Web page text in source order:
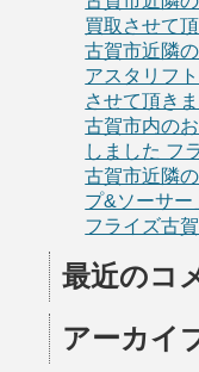
買取させて
古賀市近隣
アスタリフ
させて頂き
古賀市内の
しました フ
古賀市近隣
プ&ソーサー
フライズ古
最近のコ
アーカイ